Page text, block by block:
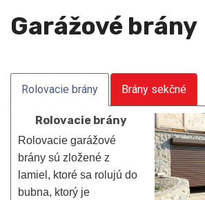
Garážové brány
Rolovacie brány Brány sekčné
Rolovacie brány
Rolovacie garážové
brány sú zložené z
lamiel, ktoré sa rolujú do
bubna, ktorý je